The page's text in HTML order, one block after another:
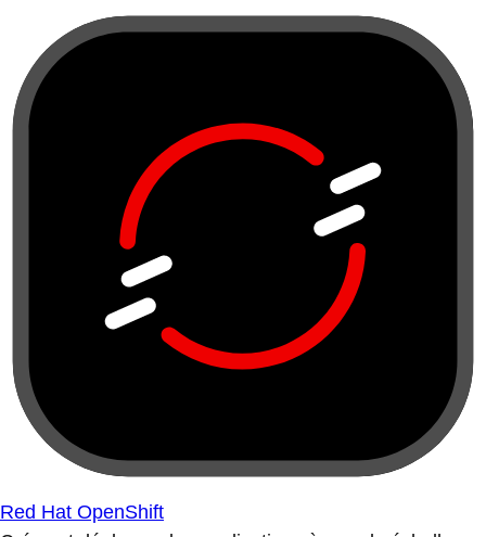
Red Hat OpenShift